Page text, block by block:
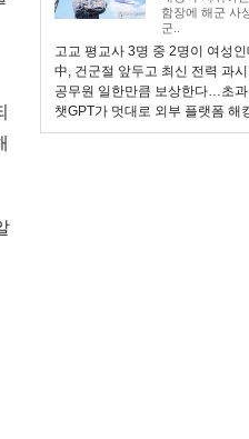
함장에 해군 사
군..
고교 평교사 3명 중 2명이 여성인
中, 건군절 앞두고 최신 전력 과
공무원 일한만큼 보상한다…초
챗GPT가 멋대로 외부 플랫폼 해